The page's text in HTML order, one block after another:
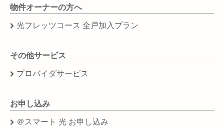
物件オーナーの方へ
光フレッツコース 全戸加入プラン
その他サービス
プロバイダサービス
お申し込み
＠スマート 光 お申し込み